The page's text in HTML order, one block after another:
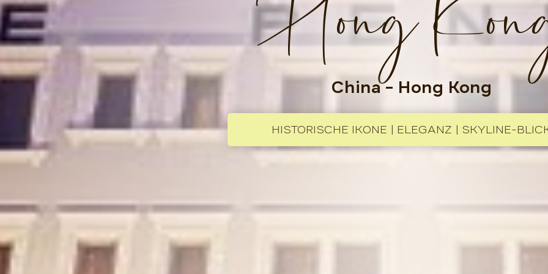
China – Hong Kong
HISTORISCHE IKONE | ELEGANZ | SKYLINE-